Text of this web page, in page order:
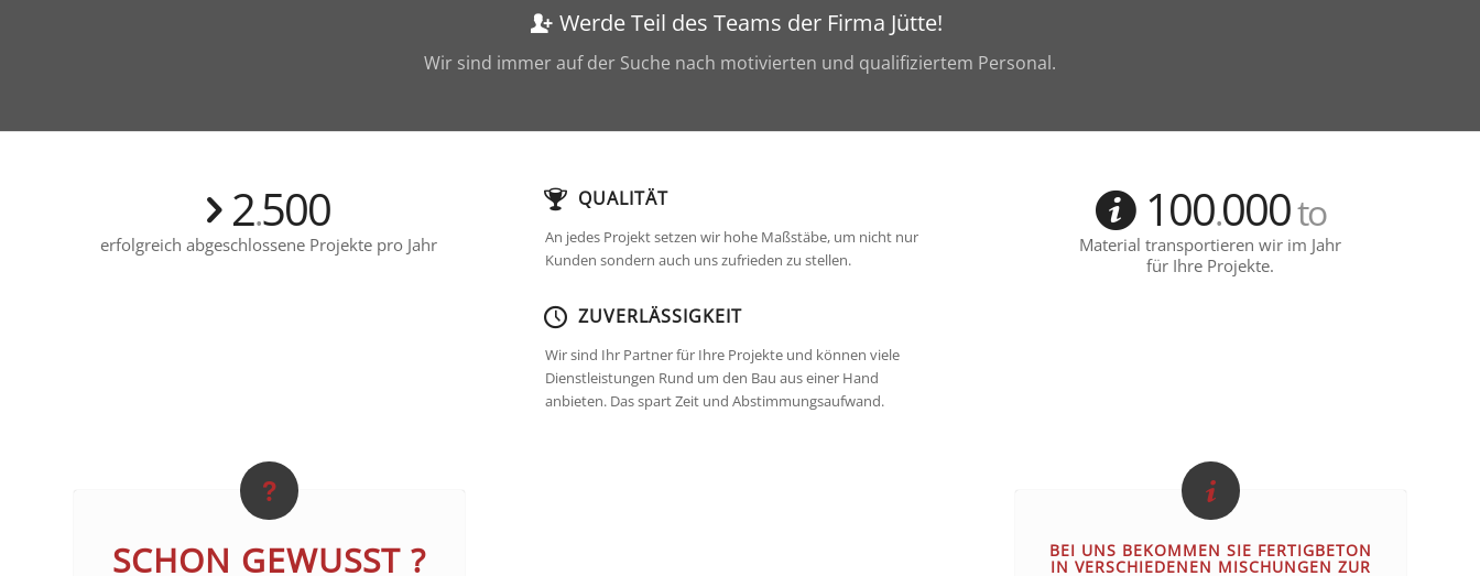
Werde Teil des Teams der Firma Jütte!
Wir sind immer auf der Suche nach motivierten und qualifiziertem Personal.
2.500
erfolgreich abgeschlossene Projekte pro Jahr
QUALITÄT
An jedes Projekt setzen wir hohe Maßstäbe, um nicht nur
Kunden sondern auch uns zufrieden zu stellen.
ZUVERLÄSSIGKEIT
Wir sind Ihr Partner für Ihre Projekte und können viele
Dienstleistungen Rund um den Bau aus einer Hand
anbieten. Das spart Zeit und Abstimmungsaufwand.
100.000to
Material transportieren wir im Jahr
für Ihre Projekte.
SCHON GEWUSST ? BEI UNS BEKOMMEN SIE FERTIGBETON
IN VERSCHIEDENEN MISCHUNGEN ZUR